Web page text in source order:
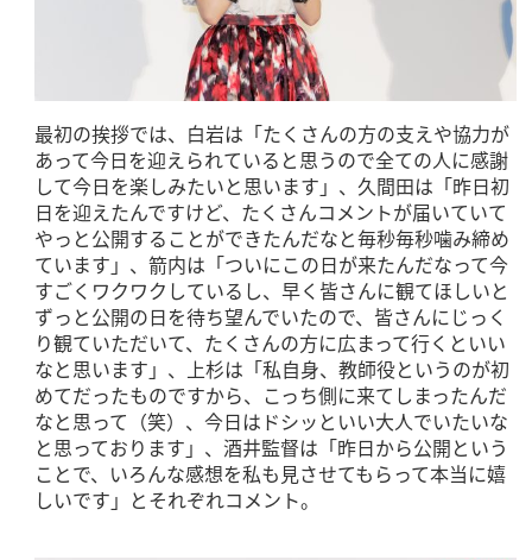
最初の挨拶では、白岩は「たくさんの方の支えや協力が
あって今日を迎えられていると思うので全ての人に感謝
して今日を楽しみたいと思います」、久間田は「昨日初
日を迎えたんですけど、たくさんコメントが届いていて
やっと公開することができたんだなと毎秒毎秒噛み締め
ています」、箭内は「ついにこの日が来たんだなって今
すごくワクワクしているし、早く皆さんに観てほしいと
ずっと公開の日を待ち望んでいたので、皆さんにじっく
り観ていただいて、たくさんの方に広まって行くといい
なと思います」、上杉は「私自身、教師役というのが初
めてだったものですから、こっち側に来てしまったんだ
なと思って（笑）、今日はドシッといい大人でいたいな
と思っております」、酒井監督は「昨日から公開という
ことで、いろんな感想を私も見させてもらって本当に嬉
しいです」とそれぞれコメント。